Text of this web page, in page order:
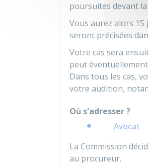
poursuites devant la
Vous aurez alors
seront précisées
Votre cas sera
peut
Dans tous les cas,
votre audition,
Où s'adresser ?
Avocat
La Commission
au procureur.